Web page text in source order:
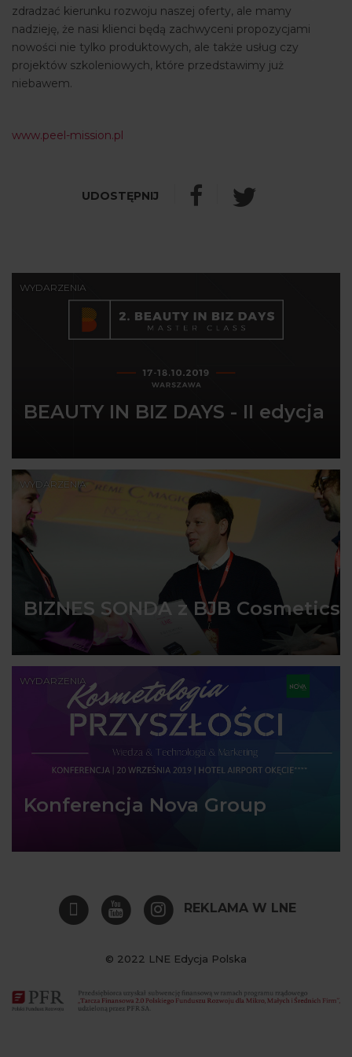
zdradzać kierunku rozwoju naszej oferty, ale mamy
nadzieję, że nasi klienci będą zachwyceni propozycjami
nowości nie tylko produktowych, ale także usług czy
projektów szkoleniowych, które przedstawimy już
niebawem.
www.peel-mission.pl
WYDARZENIA
BEAUTY IN BIZ DAYS - II edycja
WYDARZENIA
BIZNES SONDA z BJB Cosmetics
WYDARZENIA
Konferencja Nova Group
REKLAMA W LNE
© 2022 LNE Edycja Polska